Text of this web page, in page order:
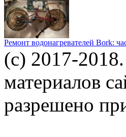
Ремонт водонагревателей Bork:
(c) 2017-
материалов
разрешено